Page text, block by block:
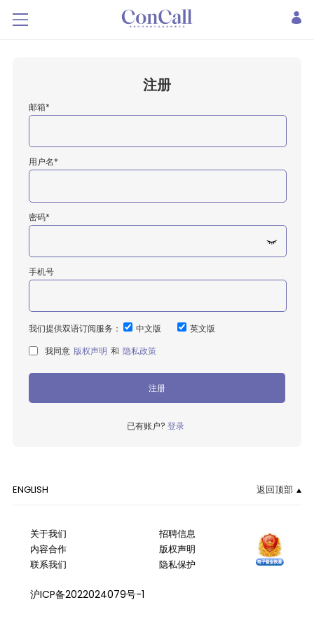
注册
邮箱*
用户名*
密码*
手机号
我们提供双语订阅服务： 中文版
英文版
我同意 版权声明 和 隐私政策
注册
已有账户? 登录
ENGLISH 返回顶部
关于我们
内容合作
联系我们
招聘信息
版权声明
隐私保护
沪ICP备2022024079号-1